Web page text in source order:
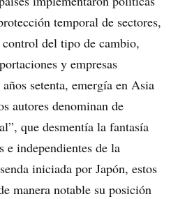
temporal de sectores,
del tipo de cambio,
y empresas
setenta, emergía en Asia
autores denominan de
que desmentía la fantasía
e independientes de la
iniciada por Japón, estos
manera notable su posición